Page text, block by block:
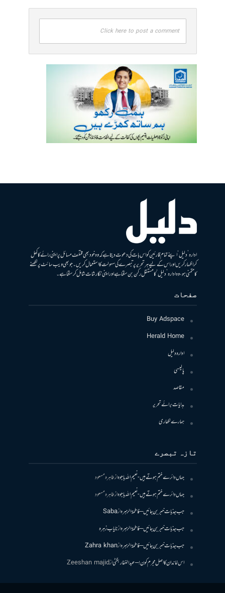
Click here to post a comment
ادارہ ’دلیل‘ اپنے تمام قارئین کو اس بات کی دعوت دیتا ہے کہ وہ خود بھی مختلف مسائل پر اپنی رائے کا کھل
کر اظہار کریں اور اس کے لیے ہر تحریر پر تبصرے کی سہولت کا استعمال کریں۔ جو بھی ویب سائٹ پر لکھنے
کا متمنی ہو، وہ ادارہ ’دلیل‘ کا مستقل رکن بن سکتا ہے اور اپنی نگارشات شامل کرسکتا ہے۔
صفحات
Buy Adspace
Herald Home
ادارہ دلیل
پالیسی
مقاصد
ہدایات برائے تحریر
ہمارے لکھاری
تازہ تبصرے
جہاں دائرے ختم ہوتے ہیں- نعیم اللہ باجوہازطاہرہ مسعود
جہاں دائرے ختم ہوتے ہیں- نعیم اللہ باجوہازطاہرہ مسعود
جب جذبات خبر بن جائیں – فاطمۃالزہرہازSaba
جب جذبات خبر بن جائیں – فاطمۃالزہرہازنایاب زہرہ
جب جذبات خبر بن جائیں – فاطمۃالزہرہازZahra khan
اس خاندان کا اصل مجرم کون! – عبدالغفار بگٹیازZeeshan majid